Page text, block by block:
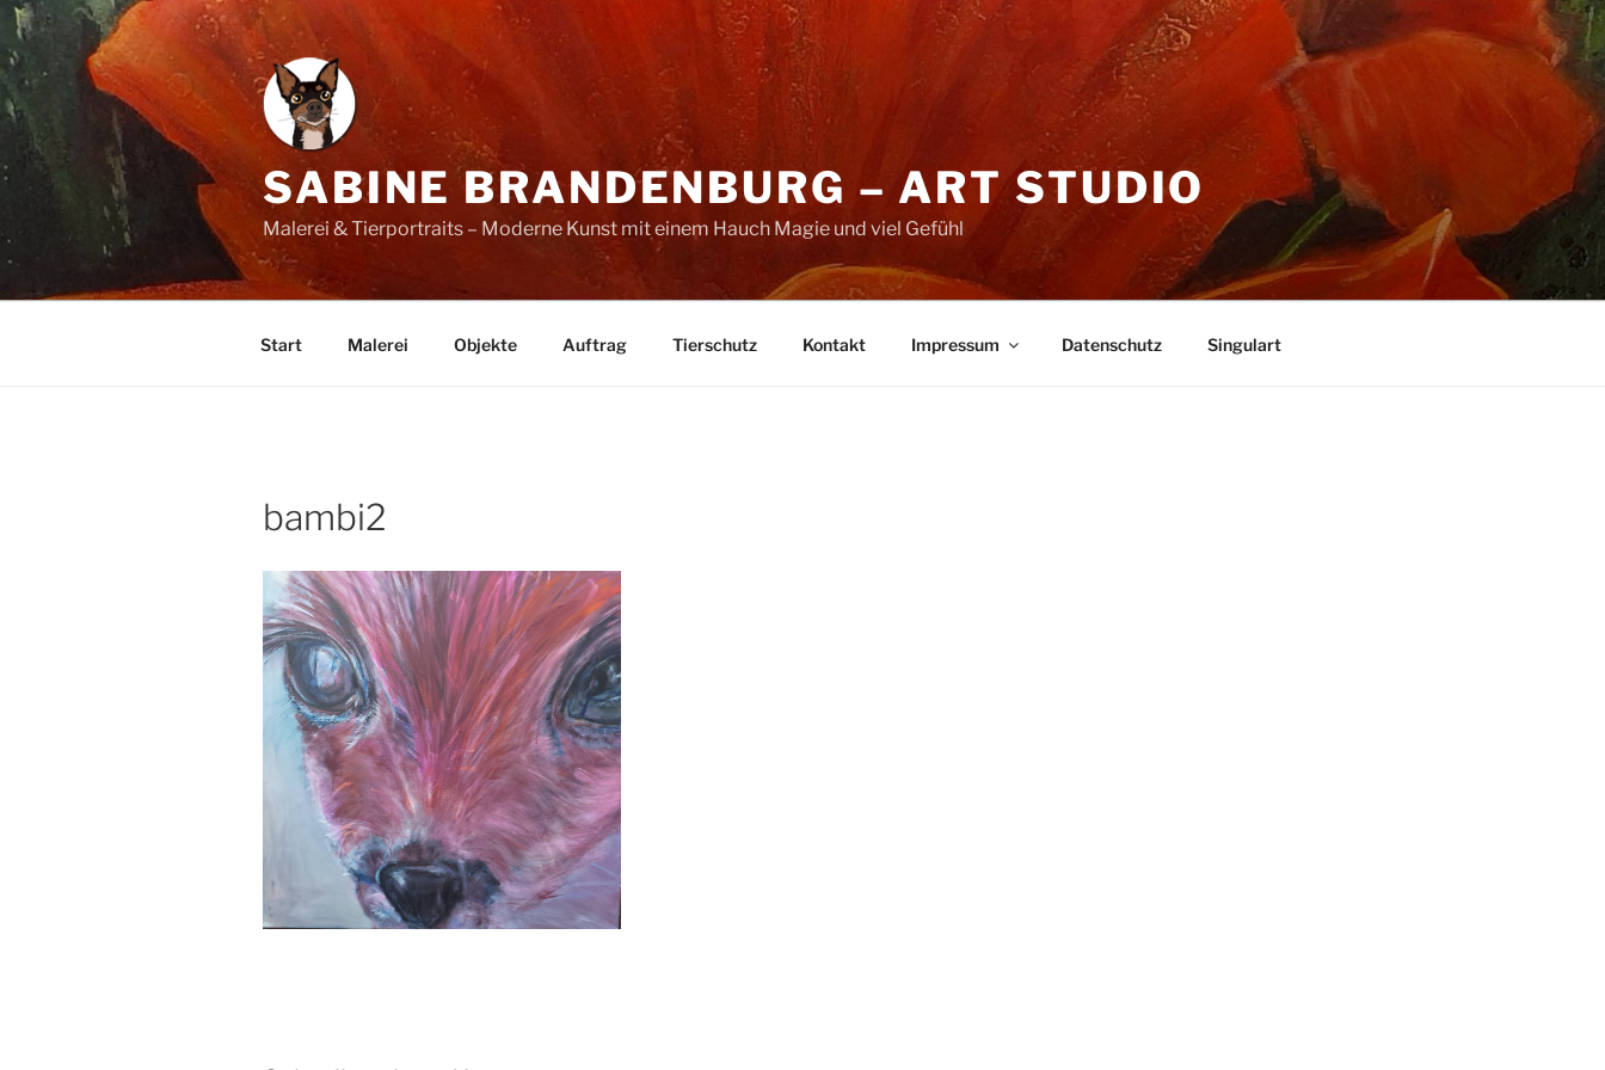
Zum
Inhalt
springen
SABINE BRANDENBURG – ART STUDIO
Malerei & Tierportraits – Moderne Kunst mit einem Hauch Magie und viel Gefühl
Start Malerei Objekte Auftrag Tierschutz Kontakt Impressum Datenschutz Singulart
bambi2